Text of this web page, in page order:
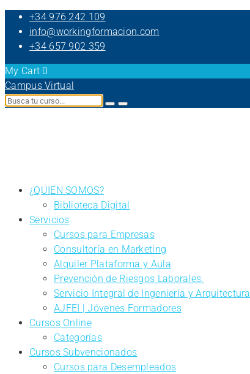
+34 976 242 109
info@workingformacion.com
+34 657 902 359
My Cart 0
Campus Virtual
¿QUIEN SOMOS?
Biblioteca Digital
Servicios
Cursos para Empresas
Consultoría en Marketing
Alquiler Plataforma y Aula
Prevención de Riesgos Laborales.
Servicio Integral de Ingeniería y Arquitectura
AJFEI | Jóvenes Formadores
Cursos Online
Categorías
Cursos Subvencionados
Cursos para Desempleados